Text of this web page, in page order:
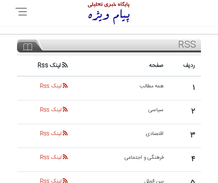
RSS
ردیف صفحه لینک Rss
۱ همه مطالب لینک Rss
۲ سیاسی لینک Rss
۳ اقتصادی لینک Rss
۴ فرهنگی و اجتماعی لینک Rss